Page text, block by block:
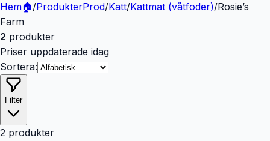
Hem🏠/ProdukterProd/Katt/Kattmat (våtfoder)/Rosie’s
Farm
2 produkter
Priser uppdaterade idag
Sortera:
Filter
2 produkter